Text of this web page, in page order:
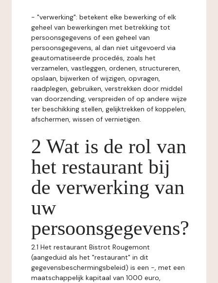
- "verwerking": betekent elke bewerking of elk
geheel van bewerkingen met betrekking tot
persoonsgegevens of een geheel van
persoonsgegevens, al dan niet uitgevoerd via
geautomatiseerde procedés, zoals het
verzamelen, vastleggen, ordenen, structureren,
opslaan, bijwerken of wijzigen, opvragen,
raadplegen, gebruiken, verstrekken door middel
van doorzending, verspreiden of op andere wijze
ter beschikking stellen, gelijktrekken of koppelen,
afschermen, wissen of vernietigen.
2 Wat is de rol van
het restaurant bij
de verwerking van
uw
persoonsgegevens?
2.1 Het restaurant Bistrot Rougemont
(aangeduid als het "restaurant" in dit
gegevensbeschermingsbeleid) is een -, met een
maatschappelijk kapitaal van 1000 euro,